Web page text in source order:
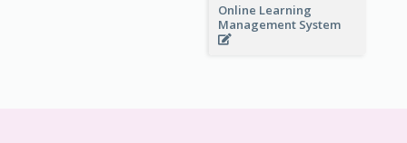
Online Learning
Management System